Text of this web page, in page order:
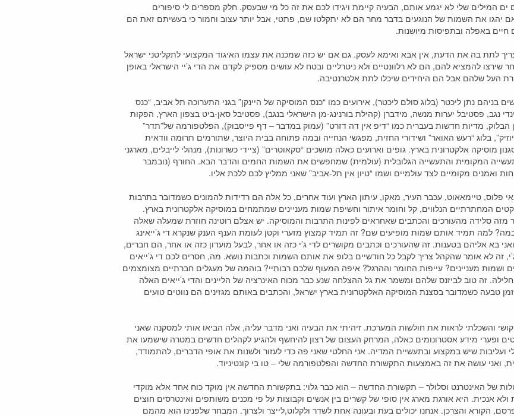
ים המילים שלי לא יגמע אותם, הבעיה קיימת ויגידו לכם את זה כל מי שבעסק. חלק מספרים לי סיפורים
יהגו את השמות של הנוגעים בדבר מחר הם לא יתקלטו שם, פתטי, אבל יותר עצוב וחמור כי בעשיתם זאת הם
באפלה ובתפיסות מיושנות.
לתת בה את הדעת, אין אבא ואימא לעסק. גם אם יש כזה שמכנה את עצמו האיגוד המקצועי לתקליטני ישראל
שירצו להמציא להם, הם לא רלוונטיים ולא ניטרליים ובטח לא עושים מספיק לקדם את הדי ג’יי הישראלי באופן
העל שלהם אבל הם היחידים שיכלו לתת אלטרנטיבה.
בניהם נתן ליכטר (בלוג סולם ליכטר), אירועים כמו “כנס המוסיקה של היינקן” בגני התערוכה תל אביב, “כנס
נגב, פסטיבל יערות מנשה, מידברן (קהילת בורנינג-מן הישראלי בנגב), פסטיבל סאן-ביט בצפון הארץ, הפקות
הבלוק, מדיות חדשות בעברית כמו “דיפ אין דה דזרט” (עמוק במדבר – דף פייסבוק), הפלטפורמה של”תדר”
בלוג “רעש האואר” ושידורי החזית, מפגשי הנחייה ובמה פתוחה בבית היוצר, שתורמים תרומה וודאית
מוסיקה אלקטרונית בארץ. גופים וארועים כאלה מושכים “סקאוטרים” (ציידי כשרונות), מנהלי לייבלים, מארגני
המקומית והתעשייה הגלובלית (עולמית) שמחפשים את השמות החמים והדבר הבא. החורף (נובמבר
פלוס, טיימאאוט, עכבר העיר, מאקו, עיתון הארץ ועוד אחרים, כל אלה הם רדידות להמונים כשמדובר בתרבות
המחתרתיים הנלווים, קל וחומר איתור וחשיפת שמות מעניינים שמתמחים במוסיקה אלקטרונית בארץ.
מזה סלידה מהעורכים והכתבים שאחראים לפינות התרבות והמוסיקה. יש אצלם רוטינה חוזרת שמעלה שאלה
למה תמיד אותם שמות מופיעים שם? זה תמיד קמצוץ מזערי וקטן לעומת הענף הענק שנקרא די ג’ייאינג
בא אליהם בטענות. זה שהעורכים וכתבים מקושרים לדי ג’י כזה או אחר, לבעל מועדון כזה או אחר, הם חברים,
זה לא אומר שהקהל צריך לקבל כל חודשיים בלופ את אותם השמות וכתבות נושא. מה, חסרים לכם די ג’ייאים
ושמות מעניינים? עייפות החומר וההרגל? איפה המעוף שלכם רבותיי? בוהמה של מעגלים חברתיים מצומצמים
זה טוב לביזנס שלהם ומשמר את גל ההצלחה שנע כבר מכוח האינרציה של הליינים והדי ג’ייאים האלה
טבעה כשמדובר בסצנת המוסיקה האלקטרונית בארץ ישראל, והכתבים באותם מגזינים הם נווטים טועים
קושי והשכלתי לראות את חולשות המערכת. זיהיתי את הבעיה ואני מדבר עליה, אלה הביאו אותי למסקנה שאני
ופערי מידע אסטרונומים כאלה, המרחק העצום של רצון להיחשף ולהגיע לקהלים חדשים במטרה שישמעו את
ועליבות שיש במקצוע ובתעשיית המדיה. אני החלטי שאני פה כדי לעזור ולשנות את אופי הדברים, להתמודד,
ואני עושה את זה באמצעות התקשורת החדשה והפלטפורמה שלי – טו בי קונטיניוד.
של האינטרנט וסלולר – תקשורת החדשה – הוא כבר גלוי: בתקשורת החדשה אין מוקד כוח אחד אלא מוקדי
אנכית. היא אורגת מארג אין סופי של קשרים בין אנשים וקבוצות על פי מכנים משותפים ואינטרסים חוצים
הקורא והצרכן. אנחנו יכולים בעת ובעונה אחת לשדר ולקלוט,לייצר ולצרוך. המבחר שלפנינו הוא מהמם